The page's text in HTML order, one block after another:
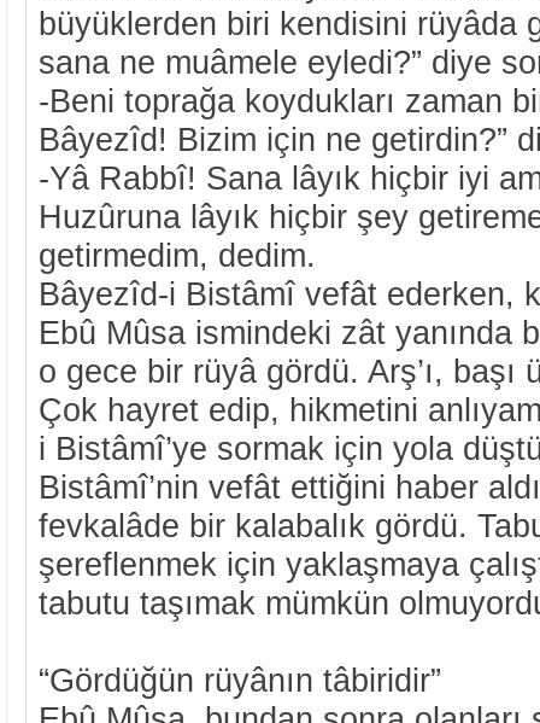
büyüklerden biri kendisini rüyâda
sana ne muâmele eyledi?” diye
-Beni toprağa koydukları zaman
Bâyezîd! Bizim için ne getirdin?”
-Yâ Rabbî! Sana lâyık hiçbir iyi
Huzûruna lâyık hiçbir şey
getirmedim, dedim.
Bâyezîd-i Bistâmî vefât ederken,
Ebû Mûsa ismindeki zât yanında
o gece bir rüyâ gördü. Arş’ı, başı
Çok hayret edip, hikmetini
i Bistâmî’ye sormak için yola
Bistâmî’nin vefât ettiğini haber
fevkalâde bir kalabalık gördü.
şereflenmek için yaklaşmaya
tabutu taşımak mümkün
“Gördüğün rüyânın tâbiridir”